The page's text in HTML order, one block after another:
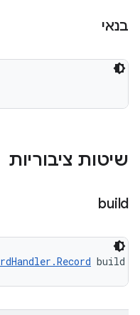
בנאי
שיטות ציבוריות
build
build